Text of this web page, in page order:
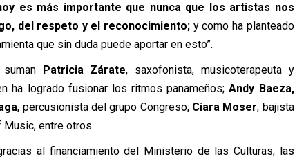
es más importante que nunca que los artistas nos
del respeto y el reconocimiento; y como ha planteado
que sin duda puede aportar en esto”.
Patricia Zárate, saxofonista, musicoterapeuta y
ha logrado fusionar los ritmos panameños;Andy Baeza,
, percusionista del grupo Congreso; Ciara Moser, bajista
entre otros.
al financiamiento del Ministerio de las Culturas, las